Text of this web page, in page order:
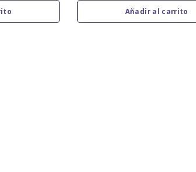
Añadir al carrito